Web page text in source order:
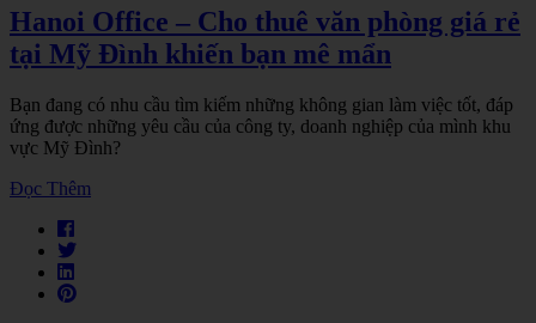
Hanoi Office – Cho thuê văn phòng giá rẻ
tại Mỹ Đình khiến bạn mê mẩn
Bạn đang có nhu cầu tìm kiếm những không gian làm việc tốt, đáp
ứng được những yêu cầu của công ty, doanh nghiệp của mình khu
vực Mỹ Đình?
Đọc Thêm